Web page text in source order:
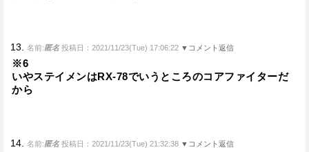
13. 名前:匿名 投稿日：2021/11/23(Tue) 17:06:22 ▼コメント返信
※6
いやステイメンはRX-78でいうところのコアファイターだ
から
14. 名前:匿名 投稿日：2021/11/23(Tue) 21:32:38 ▼コメント返信